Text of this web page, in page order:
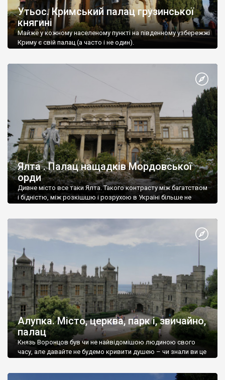
Утьос. Кримський палац грузинської
княгині
Майже у кожному населеному пункті на південному узбережжі
Криму є свій палац (а часто і не один).
Ялта . Палац нащадків Мордовської
орди
Дивне місто все таки Ялта. Такого контрасту між багатством
і бідністю, між розкішшю і розрухою в Україні більше не
Алупка. Місто, церква, парк і, звичайно,
палац
Князь Воронцов був чи не найвідомішою людиною свого
часу, але давайте не будемо кривити душею – чи знали ви це